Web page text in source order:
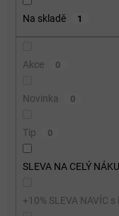
Na skladě 1
Akce 0
Novinka 0
Tip 0
SLEVA NA CELÝ
+10% SLEVA NAVÍC